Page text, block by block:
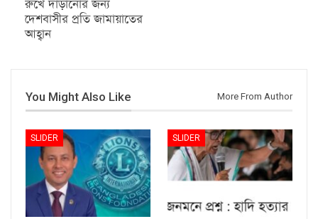
রুখে দাঁড়ানোর জন্য
দেশবাসীর প্রতি জামায়াতের
আহ্বান
You Might Also Like More From Author
SLIDER SLIDER